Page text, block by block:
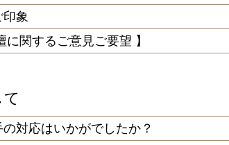
印象
に関するご意見ご要望 】
対応はいかがでしたか？